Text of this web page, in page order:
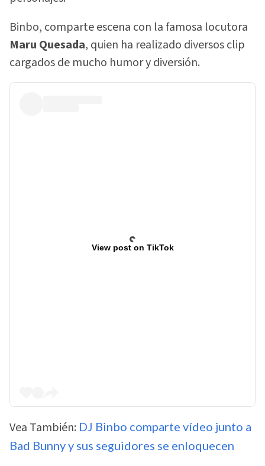
Binbo, comparte escena con la famosa locutora
Maru Quesada, quien ha realizado diversos clip
cargados de mucho humor y diversión.
View post on TikTok
Vea También: DJ Binbo comparte vídeo junto a
Bad Bunny y sus seguidores se enloquecen